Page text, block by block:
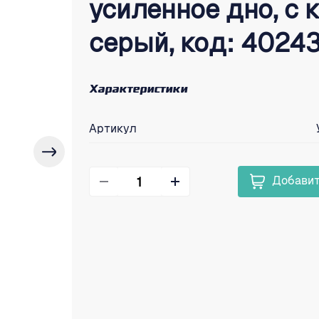
усиленное дно, с
серый, код:
Характеристики
Артикул